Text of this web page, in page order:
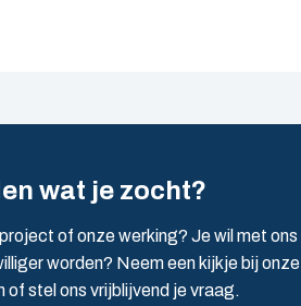
wat je zocht?
of onze werking? Je wil met ons
worden? Neem een kijkje bij onze
stel ons vrijblijvend je vraag.